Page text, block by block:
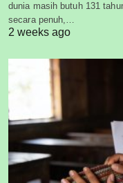
dunia masih butuh 131
secara penuh,…
2 weeks ago